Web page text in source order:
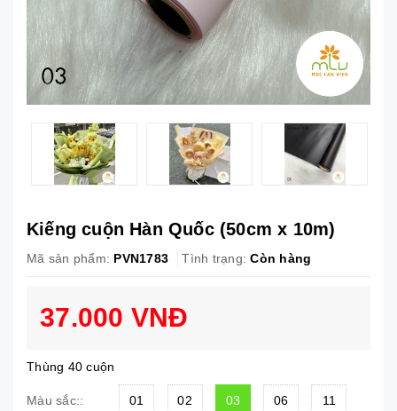
Kiếng cuộn Hàn Quốc (50cm x 10m)
Mã sản phẩm: PVN1783 Tình trạng: Còn hàng
37.000 VNĐ
Thùng 40 cuộn
Màu sắc:: 01 02 03 06 11